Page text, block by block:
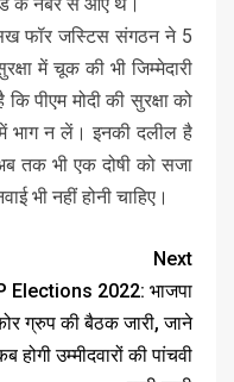
जस्टिस संगठन ने 5
में चूक की भी जिम्मेदारी
पीएम मोदी की सुरक्षा को
भाग न लें। इनकी दलील है
तक भी एक दोषी को सजा
भी नहीं होनी चाहिए।
Next
Elections 2022: भाजपा
ग्रुप की बैठक जारी, जाने
होगी उम्मीदवारों की पांचवी